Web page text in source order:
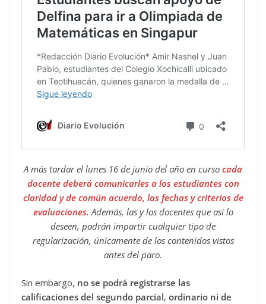
A más tardar el lunes 16 de junio del año en curso cada
docente deberá comunicarles a los estudiantes con
claridad y de común acuerdo, las fechas y criterios de
evaluaciones. Además, las y los docentes que así lo
deseen, podrán impartir cualquier tipo de
regularización, únicamente de los contenidos vistos
antes del paro.
Sin embargo, no se podrá registrarse las
calificaciones del segundo parcial, ordinario ni de